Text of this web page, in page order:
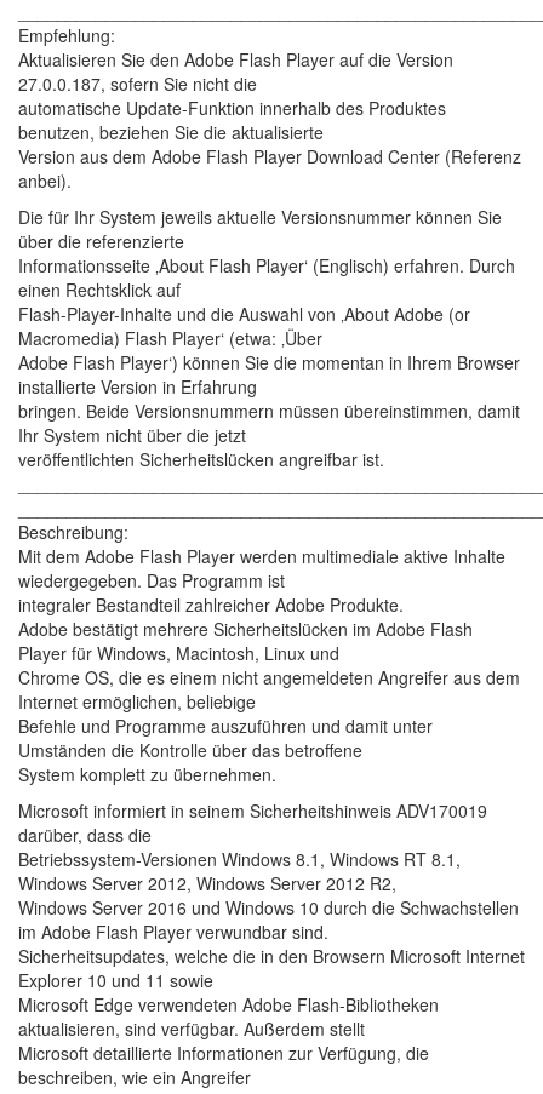
Empfehlung:
Aktualisieren Sie den Adobe Flash Player auf die Version
27.0.0.187, sofern Sie nicht die
automatische Update-Funktion innerhalb des Produktes
benutzen, beziehen Sie die aktualisierte
Version aus dem Adobe Flash Player Download Center (Referenz
anbei).
Die für Ihr System jeweils aktuelle Versionsnummer können Sie
über die referenzierte
Informationsseite ‚About Flash Player‘ (Englisch) erfahren. Durch
einen Rechtsklick auf
Flash-Player-Inhalte und die Auswahl von ‚About Adobe (or
Macromedia) Flash Player‘ (etwa: ‚Über
Adobe Flash Player‘) können Sie die momentan in Ihrem Browser
installierte Version in Erfahrung
bringen. Beide Versionsnummern müssen übereinstimmen, damit
Ihr System nicht über die jetzt
veröffentlichten Sicherheitslücken angreifbar ist.
Beschreibung:
Mit dem Adobe Flash Player werden multimediale aktive Inhalte
wiedergegeben. Das Programm ist
integraler Bestandteil zahlreicher Adobe Produkte.
Adobe bestätigt mehrere Sicherheitslücken im Adobe Flash
Player für Windows, Macintosh, Linux und
Chrome OS, die es einem nicht angemeldeten Angreifer aus dem
Internet ermöglichen, beliebige
Befehle und Programme auszuführen und damit unter
Umständen die Kontrolle über das betroffene
System komplett zu übernehmen.
Microsoft informiert in seinem Sicherheitshinweis ADV170019
darüber, dass die
Betriebssystem-Versionen Windows 8.1, Windows RT 8.1,
Windows Server 2012, Windows Server 2012 R2,
Windows Server 2016 und Windows 10 durch die Schwachstellen
im Adobe Flash Player verwundbar sind.
Sicherheitsupdates, welche die in den Browsern Microsoft Internet
Explorer 10 und 11 sowie
Microsoft Edge verwendeten Adobe Flash-Bibliotheken
aktualisieren, sind verfügbar. Außerdem stellt
Microsoft detaillierte Informationen zur Verfügung, die
beschreiben, wie ein Angreifer